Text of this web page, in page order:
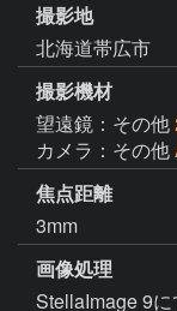
撮影地
北海道帯広市
撮影機材
望遠鏡：その他
カメラ：その他
焦点距離
3mm
画像処理
StellaImage 9